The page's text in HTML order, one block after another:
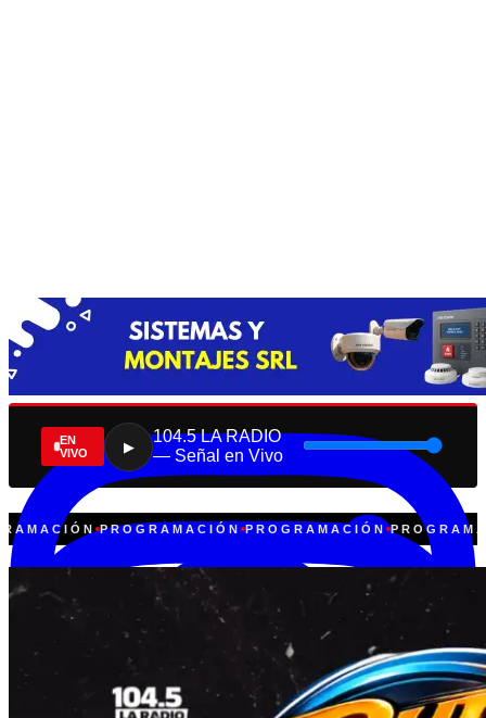
EN
VIVO
▶
104.5 LA RADIO
— Señal en Vivo
PROGRAMACIÓN PROGRAMACIÓN